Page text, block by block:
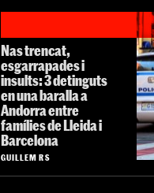
Nas trencat,
esgarrapades i
insults: 3 detinguts
en una baralla a
Andorra entre
famílies de Lleida i
Barcelona
GUILLEM RS